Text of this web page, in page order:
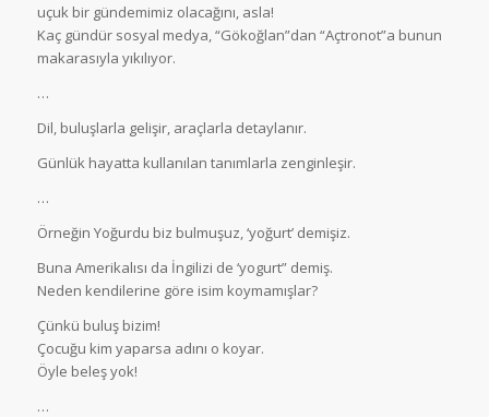
uçuk bir gündemimiz olacağını, asla!
Kaç gündür sosyal medya, “Gökoğlan”dan “Açtronot”a bunun
makarasıyla yıkılıyor.
…
Dil, buluşlarla gelişir, araçlarla detaylanır.
Günlük hayatta kullanılan tanımlarla zenginleşir.
…
Örneğin Yoğurdu biz bulmuşuz, ‘yoğurt’ demişiz.
Buna Amerikalısı da İngilizi de ‘yogurt” demiş.
Neden kendilerine göre isim koymamışlar?
Çünkü buluş bizim!
Çocuğu kim yaparsa adını o koyar.
Öyle beleş yok!
…